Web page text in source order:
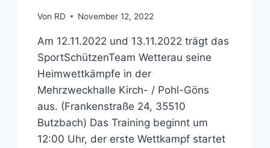
Von RD November 12, 2022
Am 12.11.2022 und 13.11.2022 trägt das
SportSchützenTeam Wetterau seine
Heimwettkämpfe in der
Mehrzweckhalle Kirch- / Pohl-Göns
aus. (Frankenstraße 24, 35510
Butzbach) Das Training beginnt um
12:00 Uhr, der erste Wettkampf startet